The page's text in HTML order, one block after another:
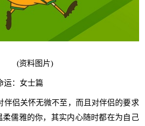
(资料图片)
运：女士篇
伴侣关怀无微不至，而且对伴侣的要求
柔儒雅的你，其实内心随时都在为自己